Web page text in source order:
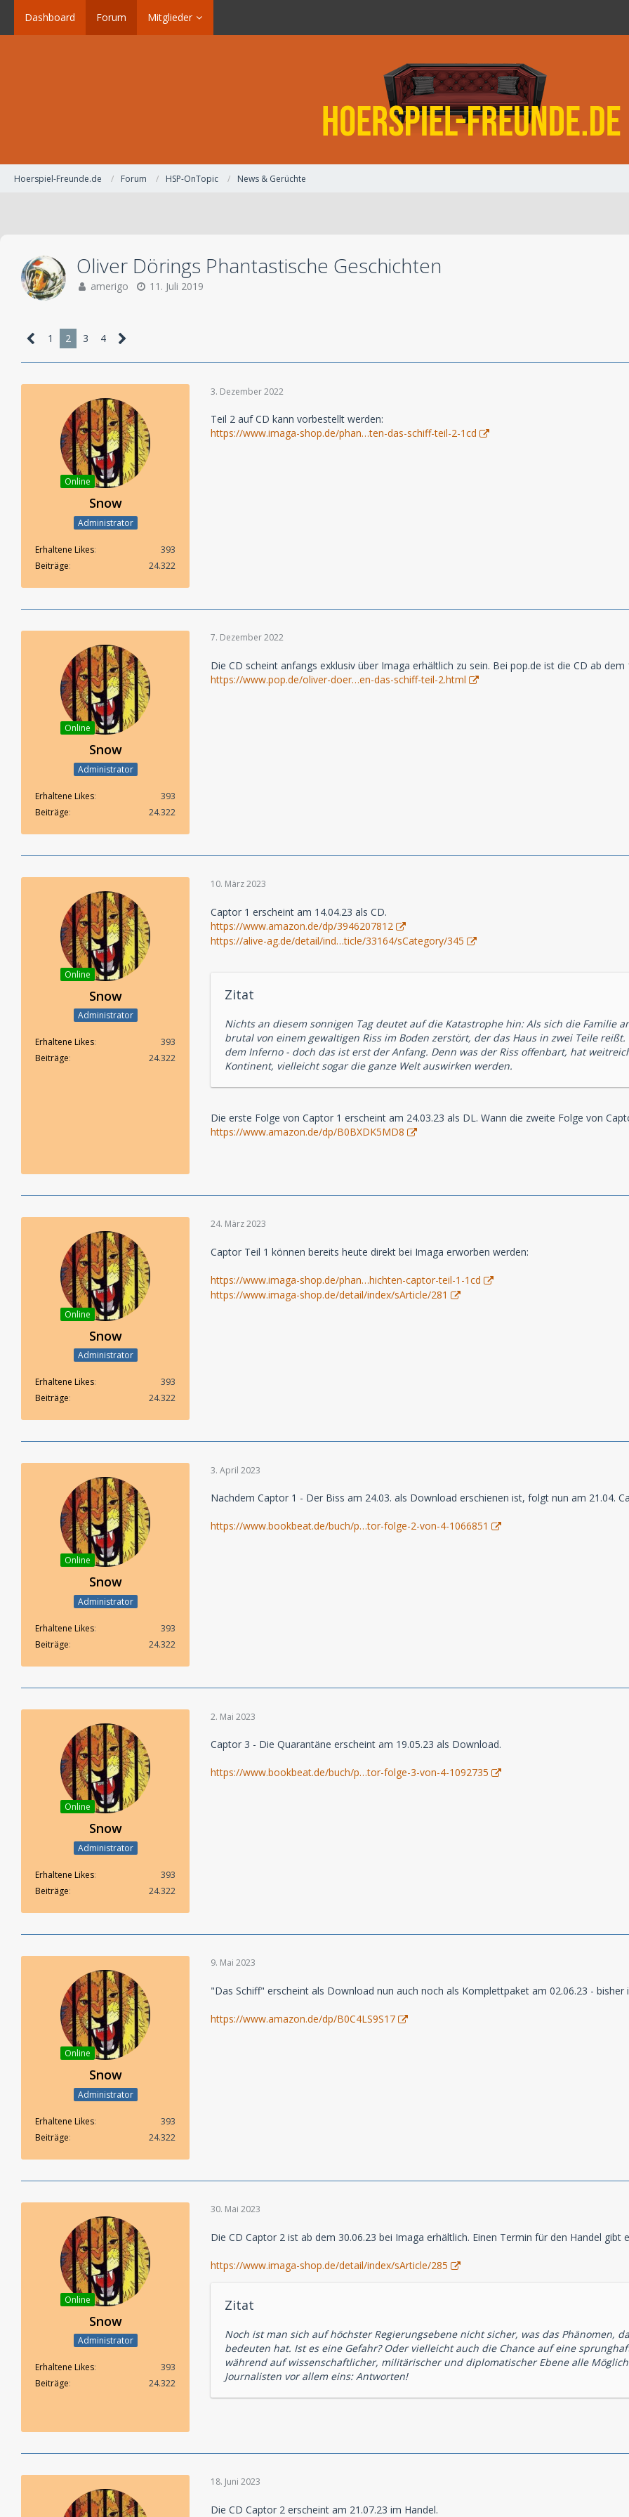
Dashboard Forum Mitglieder
Hoerspiel-Freunde.de Forum HSP-OnTopic News & Gerüchte
Oliver Dörings Phantastische Geschichten
amerigo 11. Juli 2019
1 2 3 4
Online
Snow
Administrator
Erhaltene Likes
393
Beiträge
24.322
3. Dezember 2022
Teil 2 auf CD kann vorbestellt werden:
https://www.imaga-shop.de/phan…ten-das-schiff-teil-2-1cd
Online
Snow
Administrator
Erhaltene Likes
393
Beiträge
24.322
7. Dezember 2022
Die CD scheint anfangs exklusiv über Imaga erhältlich zu sein. Bei pop.de ist die CD ab dem
https://www.pop.de/oliver-doer…en-das-schiff-teil-2.html
Online
Snow
Administrator
Erhaltene Likes
393
Beiträge
24.322
10. März 2023
Captor 1 erscheint am 14.04.23 als CD.
https://www.amazon.de/dp/3946207812
https://alive-ag.de/detail/ind…ticle/33164/sCategory/345
Zitat
Nichts an diesem sonnigen Tag deutet auf die Katastrophe hin: Als sich die Familie
brutal von einem gewaltigen Riss im Boden zerstört, der das Haus in zwei Teile
dem Inferno - doch das ist erst der Anfang. Denn was der Riss offenbart, hat
Kontinent, vielleicht sogar die ganze Welt auswirken werden.
Die erste Folge von Captor 1 erscheint am 24.03.23 als DL. Wann die zweite Folge von
https://www.amazon.de/dp/B0BXDK5MD8
Online
Snow
Administrator
Erhaltene Likes
393
Beiträge
24.322
24. März 2023
Captor Teil 1 können bereits heute direkt bei Imaga erworben werden:
https://www.imaga-shop.de/phan…hichten-captor-teil-1-1cd
https://www.imaga-shop.de/detail/index/sArticle/281
Online
Snow
Administrator
Erhaltene Likes
393
Beiträge
24.322
3. April 2023
Nachdem Captor 1 - Der Biss am 24.03. als Download erschienen ist, folgt nun am 21.04.
https://www.bookbeat.de/buch/p…tor-folge-2-von-4-1066851
Online
Snow
Administrator
Erhaltene Likes
393
Beiträge
24.322
2. Mai 2023
Captor 3 - Die Quarantäne erscheint am 19.05.23 als Download.
https://www.bookbeat.de/buch/p…tor-folge-3-von-4-1092735
Online
Snow
Administrator
Erhaltene Likes
393
Beiträge
24.322
9. Mai 2023
"Das Schiff" erscheint als Download nun auch noch als Komplettpaket am 02.06.23 -
https://www.amazon.de/dp/B0C4LS9S17
Online
Snow
Administrator
Erhaltene Likes
393
Beiträge
24.322
30. Mai 2023
Die CD Captor 2 ist ab dem 30.06.23 bei Imaga erhältlich. Einen Termin für den Handel gibt
https://www.imaga-shop.de/detail/index/sArticle/285
Zitat
Noch ist man sich auf höchster Regierungsebene nicht sicher, was das Phänomen,
bedeuten hat. Ist es eine Gefahr? Oder vielleicht auch die Chance auf eine
während auf wissenschaftlicher, militärischer und diplomatischer Ebene alle
Journalisten vor allem eins: Antworten!
18. Juni 2023
Die CD Captor 2 erscheint am 21.07.23 im Handel.